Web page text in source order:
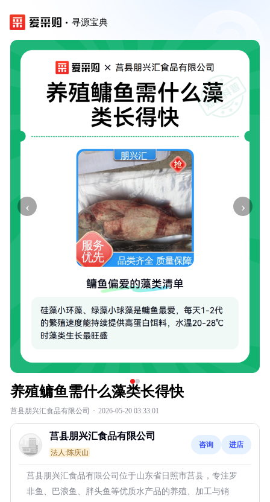
寻源宝典
‹ ›
养殖鳙鱼需什么藻类长得快
莒县朋兴汇食品有限公司 · 2026-05-20 03:33:01
莒县朋兴汇食品有限公司
法人:陈庆山
咨询 进店
莒县朋兴汇食品有限公司位于山东省日照市莒县，专注罗
非鱼、巴浪鱼、胖头鱼等优质水产品的养殖、加工与销